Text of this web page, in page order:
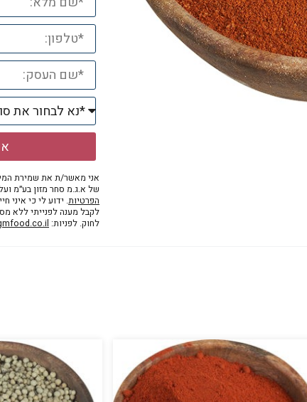
אני מאשר/ת את שמירת
של א.ג.מ סחר מזון בע״מ
הפרטיות. ידוע לי כי איני
לקבל מענה לפנייתי ללא
לחוק. לפניות: